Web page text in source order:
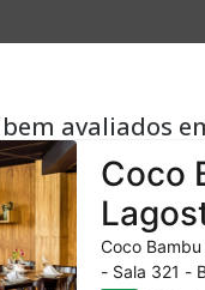
avaliados
Coco
Coco
- Sala 321 -